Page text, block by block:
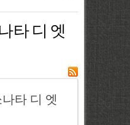
타 디 엣
타 디 엣